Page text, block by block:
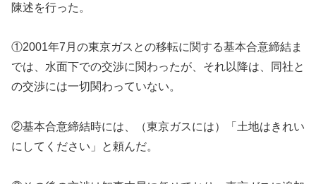
陳述を行った。
①2001年7月の東京ガスとの移転に関する基本合意締結ま
では、水面下での交渉に関わったが、それ以降は、同社と
の交渉には一切関わっていない。
②基本合意締結時には、（東京ガスには）「土地はきれい
にしてください」と頼んだ。